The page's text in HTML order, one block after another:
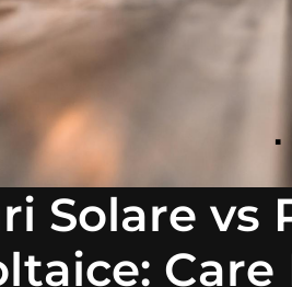
Solare vs
Care